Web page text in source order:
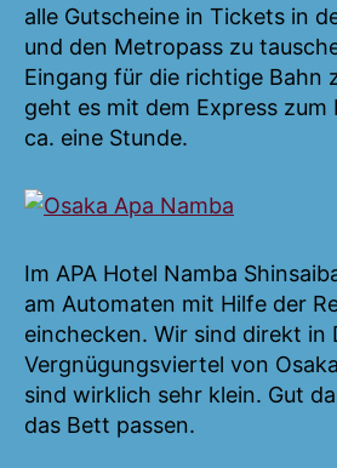
alle Gutscheine in Tickets in
und den Metropass zu
Eingang für die richtige Bahn
geht es mit dem Express zum
ca. eine Stunde.
Im APA Hotel Namba
am Automaten mit Hilfe der
einchecken. Wir sind direkt in
Vergnügungsviertel von
sind wirklich sehr klein. Gut
das Bett passen.